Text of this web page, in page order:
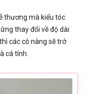
thương mà kiểu tóc
thay đổi về độ dài
các cô nàng sẽ trở
cá tính.